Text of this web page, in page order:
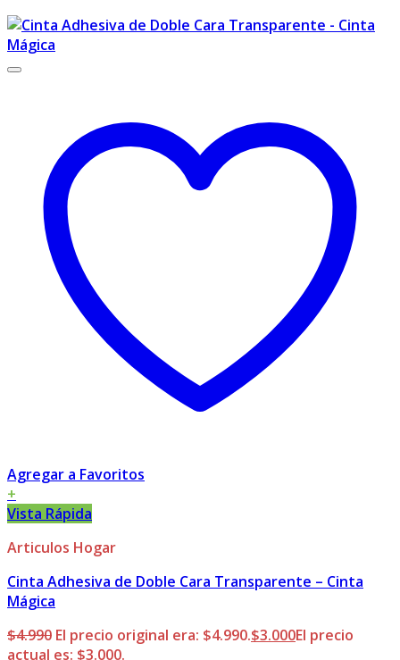
Agregar a Favoritos
+
Vista Rápida
Articulos Hogar
Cinta Adhesiva de Doble Cara Transparente – Cinta
Mágica
$4.990 El precio original era: $4.990.$3.000El precio
actual es: $3.000.